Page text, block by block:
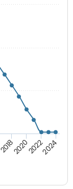
2018202020222024